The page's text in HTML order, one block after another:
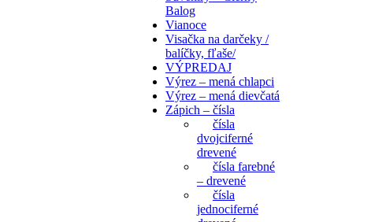
Balog
Vianoce
Visačka na darčeky /
balíčky, fľaše/
VÝPREDAJ
Výrez – mená chlapci
Výrez – mená dievčatá
Zápich – čísla
čísla
dvojciferné
drevené
čísla farebné
– drevené
čísla
jednociferné